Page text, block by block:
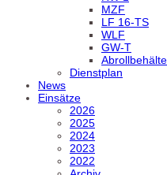
MZF
LF 16-TS
WLF
GW-T
Dienstplan
News
Einsätze
2026
2025
2024
2023
2022